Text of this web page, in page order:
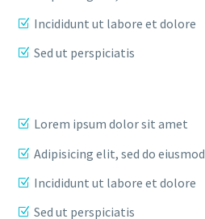
Incididunt ut labore et dolore
Sed ut perspiciatis
Lorem ipsum dolor sit amet
Adipisicing elit, sed do eiusmod
Incididunt ut labore et dolore
Sed ut perspiciatis